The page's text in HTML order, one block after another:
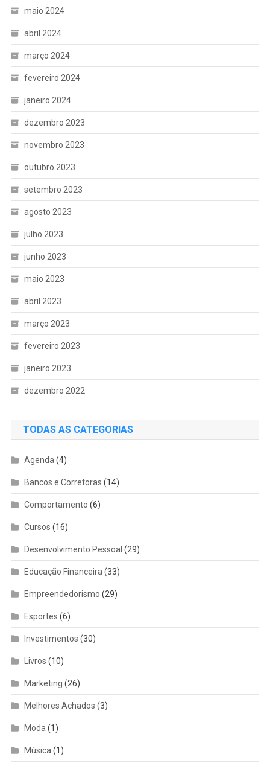
maio 2024
abril 2024
março 2024
fevereiro 2024
janeiro 2024
dezembro 2023
novembro 2023
outubro 2023
setembro 2023
agosto 2023
julho 2023
junho 2023
maio 2023
abril 2023
março 2023
fevereiro 2023
janeiro 2023
dezembro 2022
TODAS AS CATEGORIAS
Agenda (4)
Bancos e Corretoras (14)
Comportamento (6)
Cursos (16)
Desenvolvimento Pessoal (29)
Educação Financeira (33)
Empreendedorismo (29)
Esportes (6)
Investimentos (30)
Livros (10)
Marketing (26)
Melhores Achados (3)
Moda (1)
Música (1)